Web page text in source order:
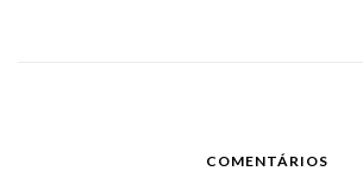
COMENTÁRIOS